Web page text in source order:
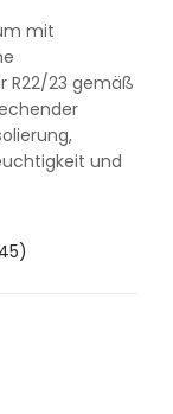
mit
R22/23 gemäß
und